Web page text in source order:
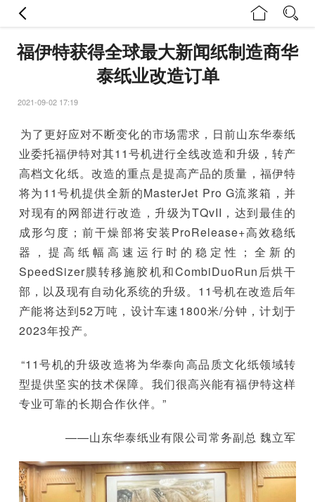
福伊特获得全球最大新闻纸制造商华
泰纸业改造订单
2021-09-02 17:19
了更好应对不断变化的市场需求，日前山东华泰纸
业委托福伊特对其11号机进行全线改造和升级，转产
高档文化纸。改造的重点是提高产品的质量，福伊特
将为11号机提供全新的MasterJet Pro G流浆箱，并
对现有的网部进行改造，升级为TQvII，达到最佳的
成形匀度；前干燥部将安装ProRelease+高效稳纸
器，提高纸幅高速运行时的稳定性；全新的
SpeedSizer膜转移施胶机和CombiDuoRun后烘干
部，以及现有自动化系统的升级。11号机在改造后年
产能将达到52万吨，设计车速1800米/分钟，计划于
2023年投产。
号机的升级改造将为华泰向高品质文化纸领域转
型提供坚实的技术保障。我们很高兴能有福伊特这样
专业可靠的长期合作伙伴。”
——山东华泰纸业有限公司常务副总 魏立军